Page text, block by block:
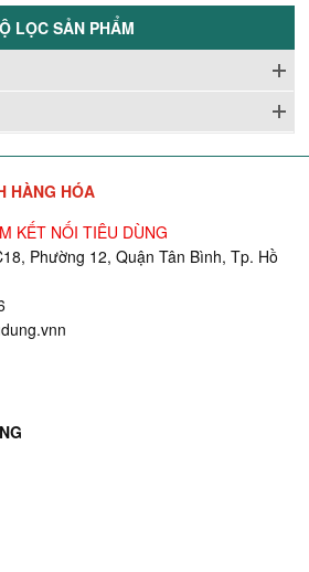
LỌC SẢN PHẨM
HÀNG HÓA
KẾT NỐI TIÊU DÙNG
Phường 12, Quận Tân Bình, Tp. Hồ
n